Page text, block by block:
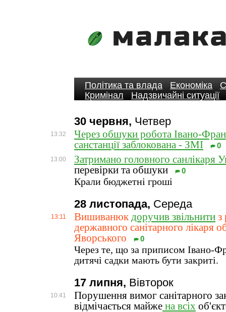
Політика та влада Економіка
Кримінал
Надзвичайні ситуації
30 червня, Четвер
13:32
Через обшуки робота Івано-
санстанції заблокована - ЗМІ
0
13:00
Затримано головного санлікаря
перевірки та обшуки
0
Крали бюджетні гроші
28 листопада, Середа
13:11 Вишиванюк доручив звільнити з
державного санітарного лікаря
Яворського
0
Через те, що за приписом Івано-
дитячі садки мають бути закриті.
17 липня, Вівторок
10:41
Порушення вимог санітарного
відмічається майже на всіх